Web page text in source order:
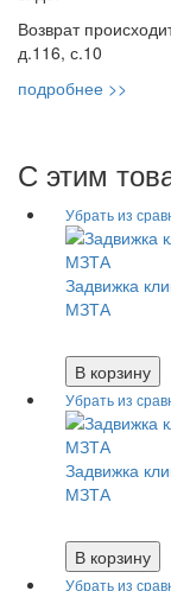
Возврат
д.116, с.10
подробнее >>
С этим
Задвижка
МЗТА
В корзину
Задвижка
МЗТА
В корзину